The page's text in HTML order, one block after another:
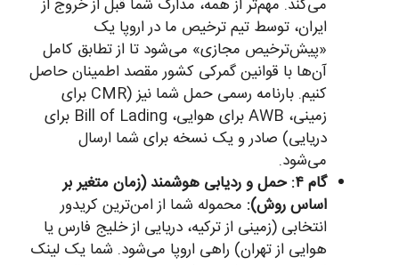
ایران، توسط تیم ترخیص ما در اروپا یک
«پیش‌ترخیص مجازی» می‌شود تا از تطابق کامل
آن‌ها با قوانین گمرکی کشور مقصد اطمینان حاصل
کنیم. بارنامه رسمی حمل شما نیز (CMR برای
زمینی، AWB برای هوایی، Bill of Lading برای
دریایی) صادر و یک نسخه برای شما ارسال
می‌شود.
گام ۴: حمل و ردیابی هوشمند (زمان متغیر بر
اساس روش): محموله شما از امن‌ترین کریدور
انتخابی (زمینی از ترکیه، دریایی از خلیج فارس یا
هوایی از تهران) راهی اروپا می‌شود. شما یک لینک